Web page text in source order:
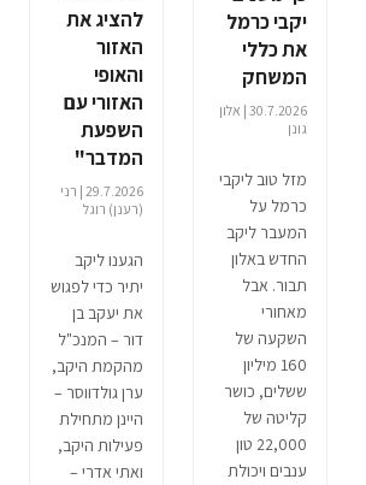
יקבי כרמל
את כללי
המשחק
30.7.2026 | אלון
גונן
מזל טוב ליקבי
כרמל על
המעבר ליקב
החדש באלון
תבור. אבל
מאחורי
השקעה של
160 מיליון
ששלים, כושר
קליטה של
22,000 טון
ענבים ויכולת
להציג את
האזור
והאופי
האזורי עם
השפעת
המדבר"
29.7.2026 | רני
(רענן) רוגל
הגענו ליקב
יתיר כדי לפגוש
את יעקב בן
דור – המנכ"ל
מהקמת היקב,
ערן גולדווסר –
היינן מתחילת
פעילות היקב,
ואתי אדרי –